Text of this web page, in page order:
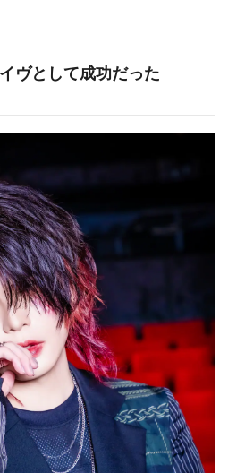
ヴとして成功だった